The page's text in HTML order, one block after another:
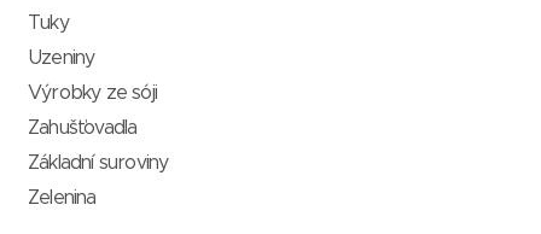
Tuky
Uzeniny
Výrobky ze sóji
Zahušťovadla
Základní suroviny
Zelenina